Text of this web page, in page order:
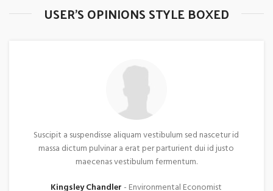
USER'S OPINIONS STYLE BOXED
Suscipit a suspendisse aliquam vestibulum sed nascetur id
massa dictum pulvinar a erat per parturient dui id justo
maecenas vestibulum fermentum.
Kingsley Chandler Environmental Economist